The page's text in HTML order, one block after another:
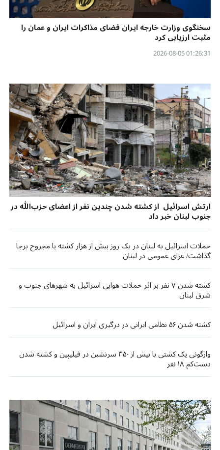
سخنگوی وزارت خارجه ایران فضای مذاکرات ایران و عمان را
مثبت ارزیابی کرد
01:26:31 2026-08-05
ارتش اسرائیل از کشته شدن چندین نفر از اعضای حزب‌الله در
جنوب لبنان خبر داد
حملات اسرائیل به لبنان در یک روز بیش از هزار کشته یا مجروح برجا
گذاشت/ عزای عمومی در لبنان
کشته شدن ۷ نفر بر اثر حملات هوایی اسرائیل به شهرهای جنوب و
شرق لبنان
کشته شدن ۵۶ نظامی ایرانی در درگیری ایران و اسرائیل
واژگونی یک کشتی با بیش از ۳۵۰ سرنشین در فیلیپین و کشته شدن
دست‌کم ۱۸ نفر